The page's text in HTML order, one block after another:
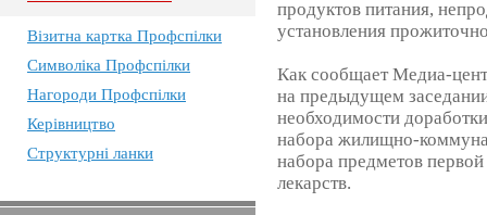
Візитна картка Профспілки
Символіка Профспілки
Нагороди Профспілки
Керівництво
Структурні ланки
продуктов питания,
установления
Как сообщает Медиа-
на предыдущем
необходимости
набора жилищно-
набора предметов
лекарств.